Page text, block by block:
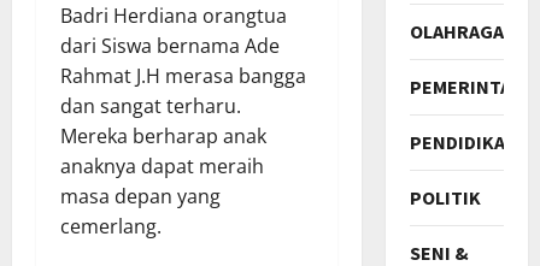
Badri Herdiana orangtua
dari Siswa bernama Ade
Rahmat J.H merasa bangga
dan sangat terharu.
Mereka berharap anak
anaknya dapat meraih
masa depan yang
cemerlang.
OLAHRAGA
PEMERINTAH
PENDIDIKAN
POLITIK
SENI &